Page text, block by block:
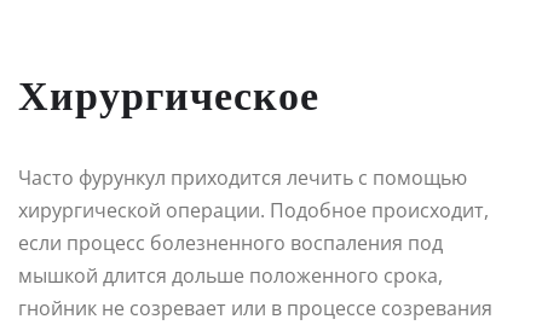
Хирургическое
Часто фурункул приходится лечить с помощью
хирургической операции. Подобное происходит,
если процесс болезненного воспаления под
мышкой длится дольше положенного срока,
гнойник не созревает или в процессе созревания